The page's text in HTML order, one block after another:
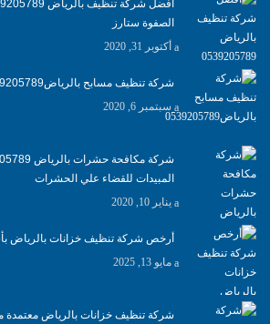
الصفوة ستارز
أكتوبر 31, 2020
شركة تنظيف مسابح بالرياض0539205789
سبتمبر 6, 2020
المبيدات للقضاء علي الحشرات
يناير 10, 2020
أرخص شركة تنظيف خزانات بالرياض
مايو 13, 2025
شركة تنظيف خزانات بالرياض معتمدة